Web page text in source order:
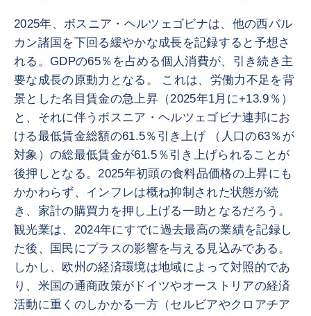
2025年、ボスニア・ヘルツェゴビナは、他の西バル
カン諸国を下回る緩やかな成長を記録すると予想さ
れる。GDPの65％を占める個人消費が、引き続き主
要な成長の原動力となる。 これは、労働力不足を背
景とした名目賃金の急上昇（2025年1月に+13.9％）
と、それに伴うボスニア・ヘルツェゴビナ連邦にお
ける最低賃金総額の61.5％引き上げ （人口の63％が
対象）の総最低賃金が61.5％引き上げられることが
後押しとなる。2025年初頭の食料品価格の上昇にも
かかわらず、インフレは概ね抑制された状態が続
き、家計の購買力を押し上げる一助となるだろう。
観光業は、2024年にすでに過去最高の業績を記録し
た後、国民にプラスの影響を与える見込みである。
しかし、欧州の経済環境は地域によって対照的であ
り、米国の通商政策がドイツやオーストリアの経済
活動に重くのしかかる一方（セルビアやクロアチア